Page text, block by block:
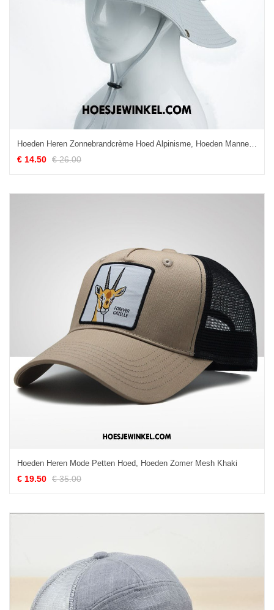
Hoeden Heren Zonnebrandcrème Hoed Alpinisme, Hoeden Mannen Grijs
€ 14.50 € 26.00
Hoeden Heren Mode Petten Hoed, Hoeden Zomer Mesh Khaki
€ 19.50 € 35.00